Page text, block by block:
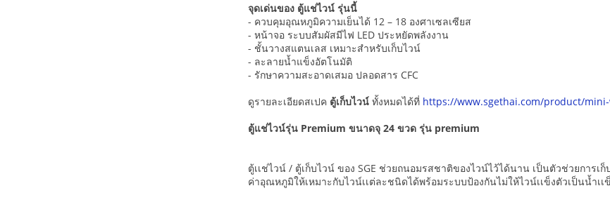
จุดเด่นของ ตู้แช่ไวน์ รุ่นนี้
- ควบคุมอุณหภูมิความเย็นได้ 12 – 18 องศาเซลเซียส
- หน้าจอ ระบบสัมผัสมีไฟ LED ประหยัดพลังงาน
- ชั้นวางสแตนเลส เหมาะสำหรับเก็บไวน์
- ละลายน้ำแข็งอัตโนมัติ
- รักษาความสะอาดเสมอ ปลอดสาร CFC
ดูรายละเอียดสเปค ตู้เก็บไวน์ ทั้งหมดได้ที่ https://www.sgethai.com/product/
ตู้แช่ไวน์รุ่น Premium ขนาดจุ 24 ขวด รุ่น premium
ตู้เเช่ไวน์ / ตู้เก็บไวน์ ของ SGE ช่วยถนอมรสชาติของไวน์ไว้ได้นาน เป็นตัวช่วยการ
ค่าอุณหภูมิให้เหมาะกับไวน์เเต่ละชนิดได้พร้อมระบบป้องกันไม่ให้ไวน์เเข็งตัวเป็นน้ำเเ